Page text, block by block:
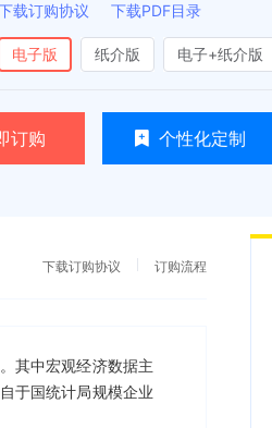
载订购协议 下载PDF目录
电子版 纸介版 电子+纸介版
订购 个性化定制
下载订购协议 订购流程
其中宏观经济数据主
于国统计局规模企业